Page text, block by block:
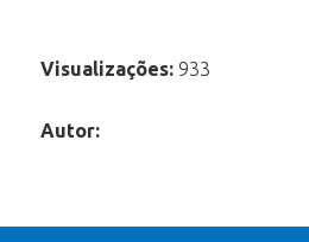
Visualizações:933
Autor: